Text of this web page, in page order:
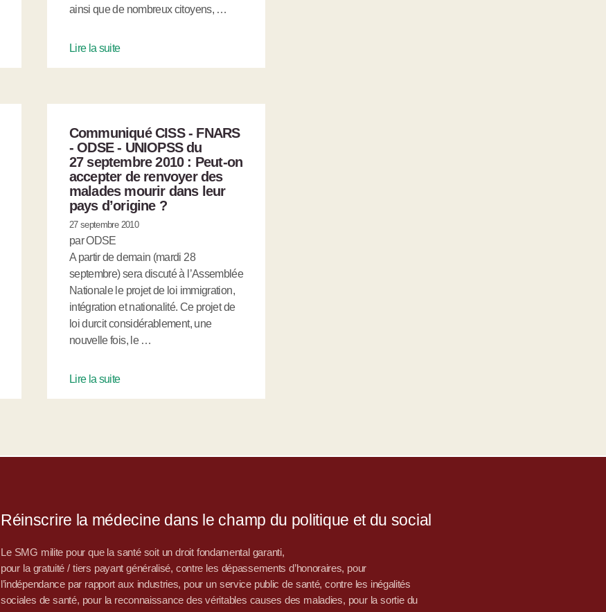
ainsi que de nombreux citoyens, …
Lire la suite
Communiqué CISS - FNARS
- ODSE - UNIOPSS du
27 septembre 2010 : Peut-on
accepter de renvoyer des
malades mourir dans leur
pays d’origine ?
27 septembre 2010
par ODSE
A partir de demain (mardi 28
septembre) sera discuté à l’Assemblée
Nationale le projet de loi immigration,
intégration et nationalité. Ce projet de
loi durcit considérablement, une
nouvelle fois, le …
Lire la suite
Réinscrire la médecine dans le champ du politique et du social
Le SMG milite pour que la santé soit un droit fondamental garanti,
pour la gratuité / tiers payant généralisé, contre les dépassements d’honoraires, pour
l’indépendance par rapport aux industries, pour un service public de santé, contre les inégalités
sociales de santé, pour la reconnaissance des véritables causes des maladies, pour la sortie du